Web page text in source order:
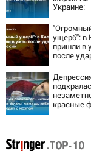
Украине:
грозит для
хаосом
ущерб": в
пришли в
после
красные